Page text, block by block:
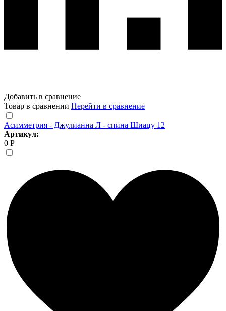
Добавить в сравнение
Товар в сравнении Перейти в сравнение
Асимметрия - Джулианна Л - спина Шиацу 12
Артикул:
0 Р